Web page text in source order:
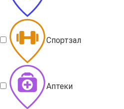
Спортзал
Аптеки